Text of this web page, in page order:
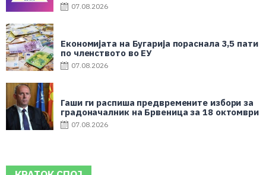
07.08.2026
Економијата на Бугарија пораснала 3,5 пати
по членството во ЕУ
07.08.2026
Гаши ги распиша предвремените избори за
градоначалник на Брвеница за 18 октомври
07.08.2026